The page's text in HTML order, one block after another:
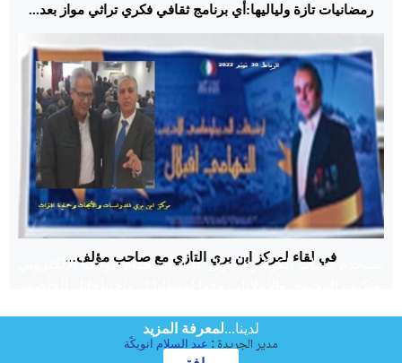
رمضانيات تازة ولياليها:أي برنامج ثقافي فكري تراثي مواز بعد...
في لقاء لمركز ابن بري التازي مع صاحب مؤلف...
مدير الجريدة: عبد السلام انويكًة
نستخدم ملفات الكوكيز لنسهل عليك استخدام موقعنا الإلكتروني
لدينا...لمعرفة المزيد